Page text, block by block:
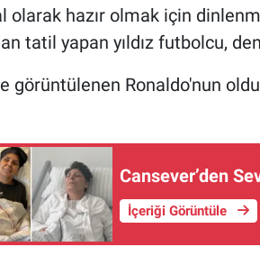
olarak hazır olmak için
tatil yapan yıldız futbolcu,
görüntülenen Ronaldo'nun
Cansever’den
İçeriği Görüntüle